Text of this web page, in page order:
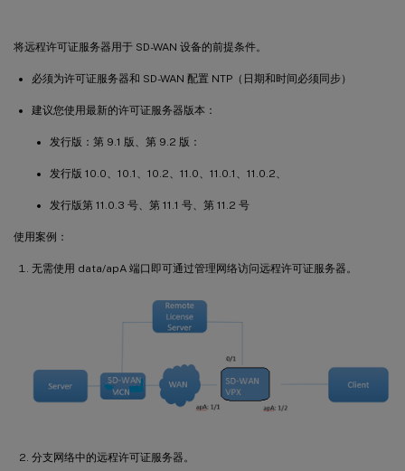
将远程许可证服务器用于 SD-WAN 设备的前提条件。
必须为许可证服务器和 SD-WAN 配置 NTP（日期和时间必须同步）
建议您使用最新的许可证服务器版本：
发行版：第 9.1 版、第 9.2 版：
发行版 10.0、10.1、10.2、11.0、11.0.1、11.0.2、
发行版第 11.0.3 号、第 11.1 号、第 11.2 号
使用案例：
无需使用 data/apA 端口即可通过管理网络访问远程许可证服务器。
分支网络中的远程许可证服务器。